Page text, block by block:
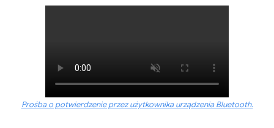
Prośba o potwierdzenie przez użytkownika urządzenia Bluetooth.